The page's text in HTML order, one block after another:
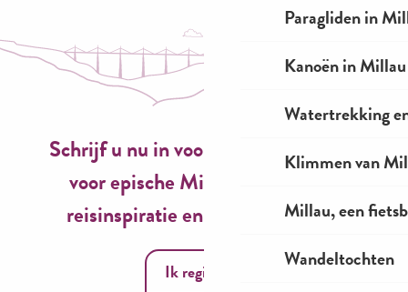
Paragliden in
Kanoën in
Watertrekking
Klimmen van
Millau, een
Wandeltochten
Gym Pilates, Méthode De Gasquet - Prénatal et
Exposition " Mirages et miracles ", Musée de Millau,
Sortie en train Eco-Metro, départ gare de Millau -
Visite guidée historique du village de Compeyre avec un
Schrijf u nu in voor onze nieuwsbrief
voor epische Millau-ervaringen,
reisinspiratie en seizoensideeën!
Ik registreer